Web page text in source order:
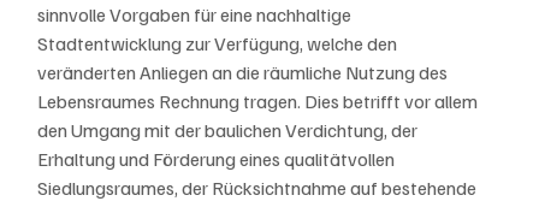
sinnvolle Vorgaben für eine nachhaltige
Stadtentwicklung zur Verfügung, welche den
veränderten Anliegen an die räumliche Nutzung des
Lebensraumes Rechnung tragen. Dies betrifft vor allem
den Umgang mit der baulichen Verdichtung, der
Erhaltung und Förderung eines qualitätvollen
Siedlungsraumes, der Rücksichtnahme auf bestehende